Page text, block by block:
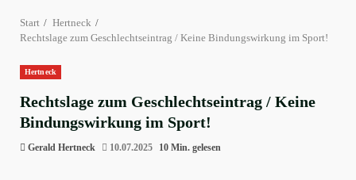
Start
Hertneck
Rechtslage zum Geschlechtseintrag / Keine Bindungswirkung im Sport!
Hertneck
Rechtslage zum Geschlechtseintrag / Keine
Bindungswirkung im Sport!
Gerald Hertneck 10.07.2025 10 Min. gelesen